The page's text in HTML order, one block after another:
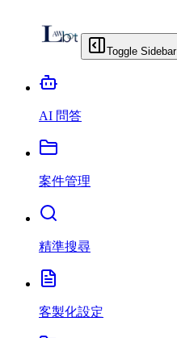
Toggle Sidebar
AI 問答
案件管理
精準搜尋
客製化設定